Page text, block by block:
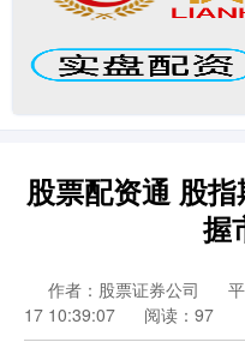
股票配资通 股
握
作者：股票证券公司
17 10:39:07
阅读：97